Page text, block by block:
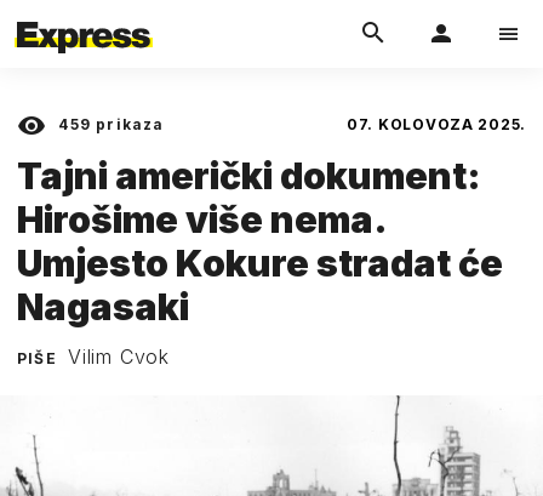
459 prikaza 07. KOLOVOZA 2025.
Tajni američki dokument:
Hirošime više nema.
Umjesto Kokure stradat će
Nagasaki
PIŠE Vilim Cvok